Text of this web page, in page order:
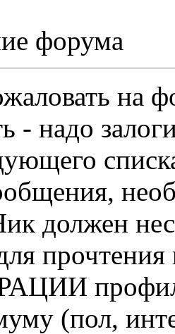
форума
на
- надо
должен
профиль
(пол,